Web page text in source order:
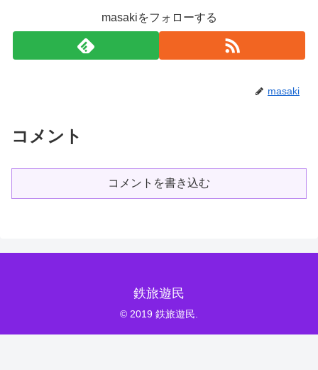
masakiをフォローする
masaki
コメント
コメントを書き込む
鉄旅遊民
© 2019 鉄旅遊民.